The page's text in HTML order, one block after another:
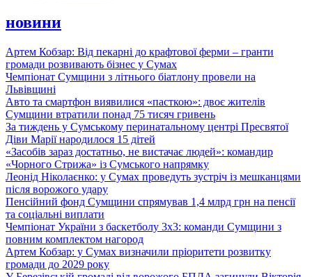
новини
Артем Кобзар: Від пекарні до крафтової ферми – гранти
громади розвивають бізнес у Сумах
Чемпіонат Сумщини з літнього біатлону провели на
Львівщині
Авто та смартфон виявилися «пасткою»: двоє жителів
Сумщини втратили понад 75 тисяч гривень
За тиждень у Сумському перинатальному центрі Пресвятої
Діви Марії народилося 15 дітей
«Засобів зараз достатньо, не вистачає людей»: командир
«Чорного Стрижа» із Сумського напрямку
Леонід Ніколаєнко: у Сумах проведуть зустріч із мешканцями
після ворожого удару
Пенсійний фонд Сумщини спрямував 1,4 млрд грн на пенсії
та соціальні виплати
Чемпіонат України з баскетболу 3х3: команди Сумщини з
повним комплектом нагород
Артем Кобзар: у Сумах визначили пріоритети розвитку
громади до 2029 року